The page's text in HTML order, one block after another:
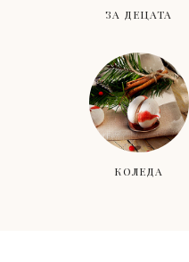
ЗА ДЕЦАТА
КОЛЕДА